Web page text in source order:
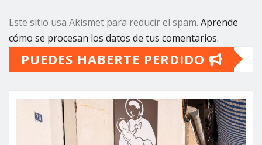
Este sitio usa Akismet para reducir el spam. Aprende
cómo se procesan los datos de tus comentarios.
PUEDES HABERTE PERDIDO